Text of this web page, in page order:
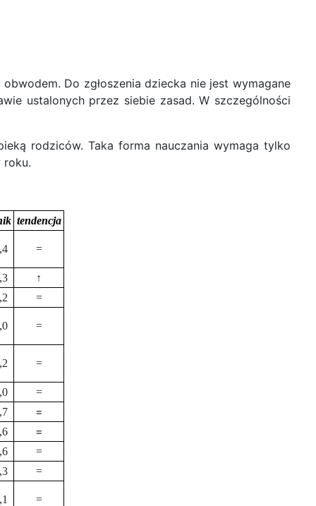
Do zgłoszenia dziecka nie jest wymagane
ustalonych przez siebie zasad. W szczególności
rodziców. Taka forma nauczania wymaga tylko
roku.
tendencja
=
↑
=
=
=
=
=
=
=
=
=